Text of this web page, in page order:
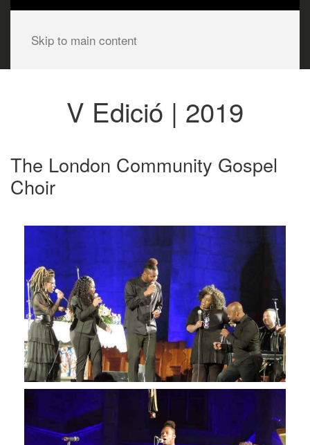
Skip to main content
V Edició | 2019
The London Community Gospel
Choir